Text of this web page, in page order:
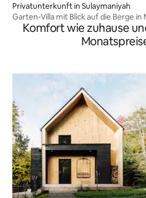
Privatunterkunft in Sulaymaniyah
Garten-Villa mit Blick auf die Berge in
Komfort wie zuhause